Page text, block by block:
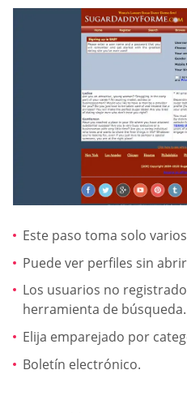
Este paso toma solo
Puede ver perfiles sin
Los usuarios no
herramienta de búsqueda.
Elija emparejado por
Boletín electrónico.